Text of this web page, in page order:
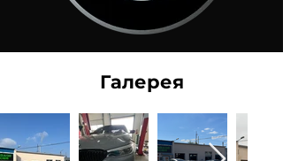
Галерея